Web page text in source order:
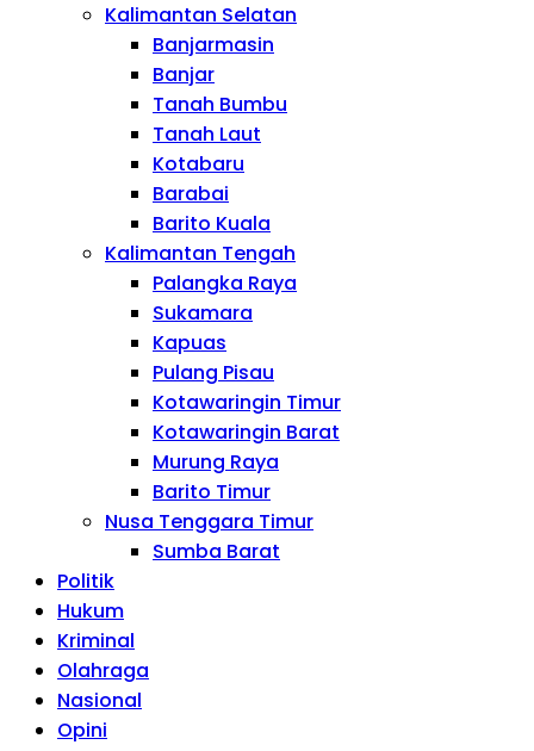
Kalimantan Selatan
Banjarmasin
Banjar
Tanah Bumbu
Tanah Laut
Kotabaru
Barabai
Barito Kuala
Kalimantan Tengah
Palangka Raya
Sukamara
Kapuas
Pulang Pisau
Kotawaringin Timur
Kotawaringin Barat
Murung Raya
Barito Timur
Nusa Tenggara Timur
Sumba Barat
Politik
Hukum
Kriminal
Olahraga
Nasional
Opini